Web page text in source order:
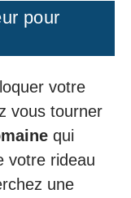
pour
votre
vous tourner
qui
votre rideau
une